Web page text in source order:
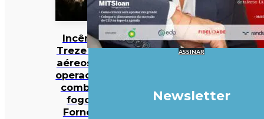
Incêndios:
Treze meios
aéreos e 301
operacionais
combatem
fogo em
Fornos de
ASSINAR
Newsletter